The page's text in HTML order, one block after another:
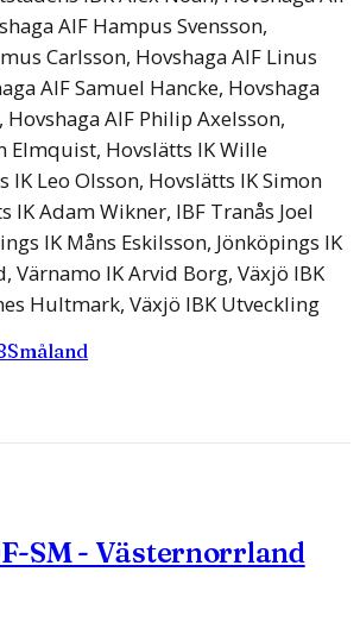
AIF Hampus Svensson,
Carlsson, Hovshaga AIF Linus
AIFSamuel Hancke, Hovshaga
AIF Philip Axelsson,
Elmquist, Hovslätts IKWille
IK Leo Olsson, Hovslätts IKSimon
IKAdam Wikner, IBF Tranås Joel
IK Måns Eskilsson, Jönköpings IK
Värnamo IKArvid Borg, Växjö IBK
Hultmark, Växjö IBK Utveckling
Småland
SM - Västernorrland